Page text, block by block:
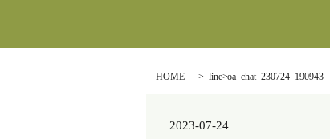
HOME line_oa_chat_230724_190943
2023-07-24